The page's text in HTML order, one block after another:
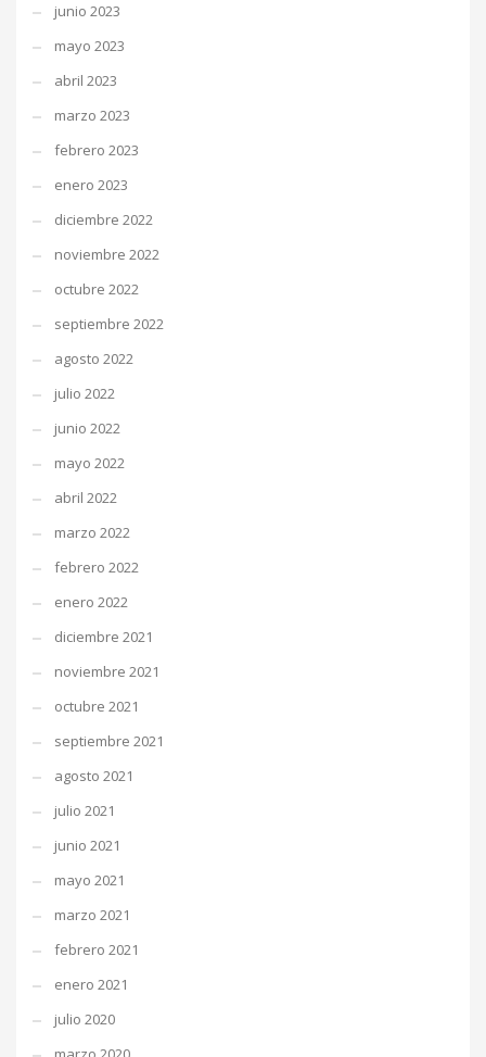
junio 2023
mayo 2023
abril 2023
marzo 2023
febrero 2023
enero 2023
diciembre 2022
noviembre 2022
octubre 2022
septiembre 2022
agosto 2022
julio 2022
junio 2022
mayo 2022
abril 2022
marzo 2022
febrero 2022
enero 2022
diciembre 2021
noviembre 2021
octubre 2021
septiembre 2021
agosto 2021
julio 2021
junio 2021
mayo 2021
marzo 2021
febrero 2021
enero 2021
julio 2020